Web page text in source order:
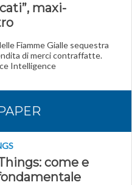
maxi-
Fiamme Gialle sequestra
di merci contraffatte.
Intelligence
come e